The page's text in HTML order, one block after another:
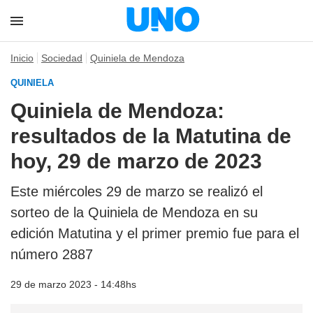
Inicio Sociedad Quiniela de Mendoza
QUINIELA
Quiniela de Mendoza:
resultados de la Matutina de
hoy, 29 de marzo de 2023
Este miércoles 29 de marzo se realizó el
sorteo de la Quiniela de Mendoza en su
edición Matutina y el primer premio fue para el
número 2887
29 de marzo 2023 - 14:48hs